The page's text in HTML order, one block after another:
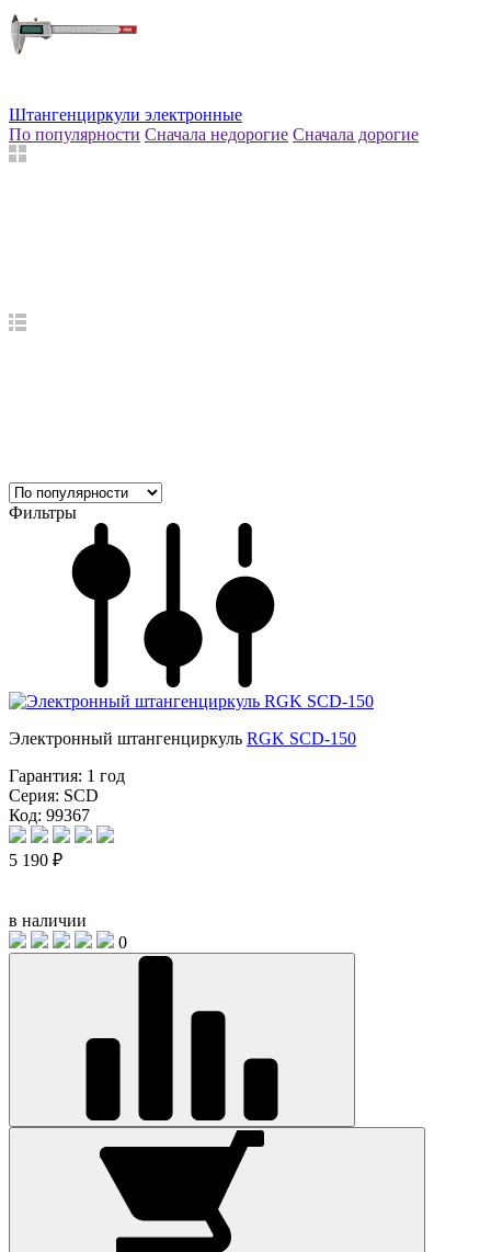
Штангенциркули электронные
По популярности Сначала недорогие Сначала дорогие
Фильтры
Электронный штангенциркуль RGK SCD-150
Гарантия: 1 год
Серия: SCD
Код: 99367
5 190 ₽
в наличии
0